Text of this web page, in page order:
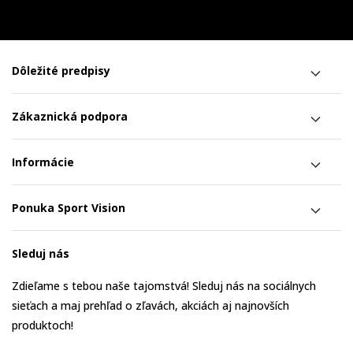
Dôležité predpisy
Zákaznická podpora
Informácie
Ponuka Sport Vision
Sleduj nás
Zdieľame s tebou naše tajomstvá! Sleduj nás na sociálnych
sieťach a maj prehľad o zľavách, akciách aj najnovších
produktoch!